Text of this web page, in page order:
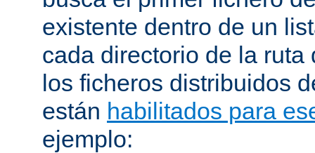
existente dentro de un
cada directorio de la ruta
los ficheros distribuidos
están habilitados para
ejemplo: